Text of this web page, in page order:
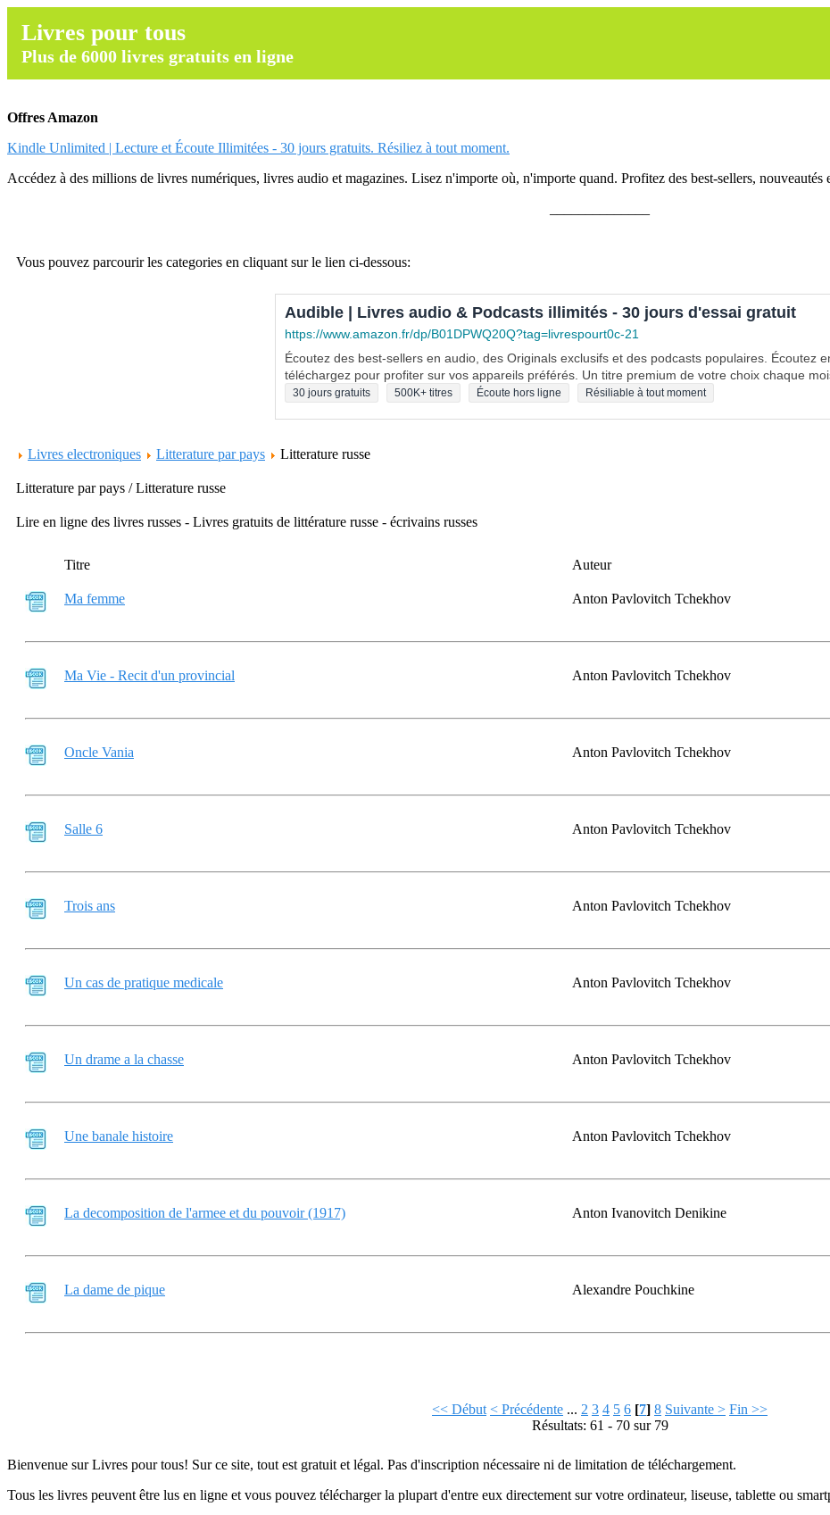
Livres pour tous
Plus de 6000 livres gratuits en ligne
Offres Amazon
Kindle Unlimited | Lecture et Écoute Illimitées - 30 jours gratuits. Résiliez à tout moment.
Accédez à des millions de livres numériques, livres audio et magazines. Lisez n'importe où, n'importe quand. Profitez des best-sellers, nouveautés
Vous pouvez parcourir les categories en cliquant sur le lien ci-dessous:
Audible | Livres audio & Podcasts illimités - 30 jours d'essai gratuit
https://www.amazon.fr/dp/B01DPWQ20Q?tag=livrespourt0c-21
Écoutez des best-sellers en audio, des Originals exclusifs et des podcasts populaires. Écoutez
téléchargez pour profiter sur vos appareils préférés. Un titre premium de votre choix chaque
30 jours gratuits 500K+ titres Écoute hors ligne Résiliable à tout moment
Livres electroniques Litterature par pays Litterature russe
Litterature par pays / Litterature russe
Lire en ligne des livres russes - Livres gratuits de littérature russe - écrivains russes
Titre Auteur
Ma femme Anton Pavlovitch Tchekhov
Ma Vie - Recit d'un provincial Anton Pavlovitch Tchekhov
Oncle Vania Anton Pavlovitch Tchekhov
Salle 6 Anton Pavlovitch Tchekhov
Trois ans Anton Pavlovitch Tchekhov
Un cas de pratique medicale Anton Pavlovitch Tchekhov
Un drame a la chasse Anton Pavlovitch Tchekhov
Une banale histoire Anton Pavlovitch Tchekhov
La decomposition de l'armee et du pouvoir (1917) Anton Ivanovitch Denikine
La dame de pique Alexandre Pouchkine
<< Début < Précédente ... 2 3 4 5 6 [7] 8 Suivante > Fin >>
Résultats: 61 - 70 sur 79
Bienvenue sur Livres pour tous! Sur ce site, tout est gratuit et légal. Pas d'inscription nécessaire ni de limitation de téléchargement.
Tous les livres peuvent être lus en ligne et vous pouvez télécharger la plupart d'entre eux directement sur votre ordinateur, liseuse, tablette ou